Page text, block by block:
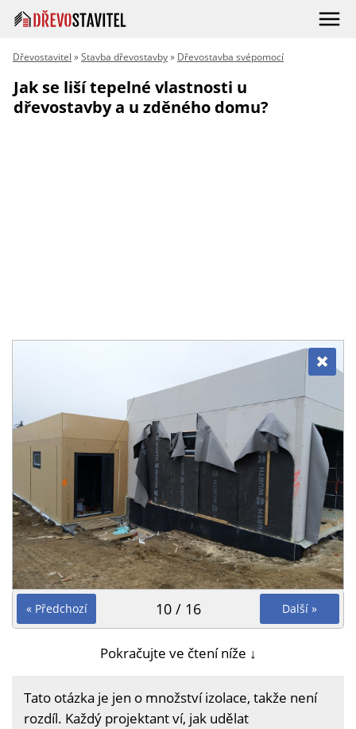
Dřevostavitel »Stavba dřevostavby» Dřevostavba svépomocí
Jak se liší tepelné vlastnosti u
dřevostavby a u zděného domu?
« Předchozí Další »
10 / 16
Pokračujte ve čtení níže ↓
Tato otázka je jen o množství izolace, takže není
rozdíl. Každý projektant ví, jak udělat